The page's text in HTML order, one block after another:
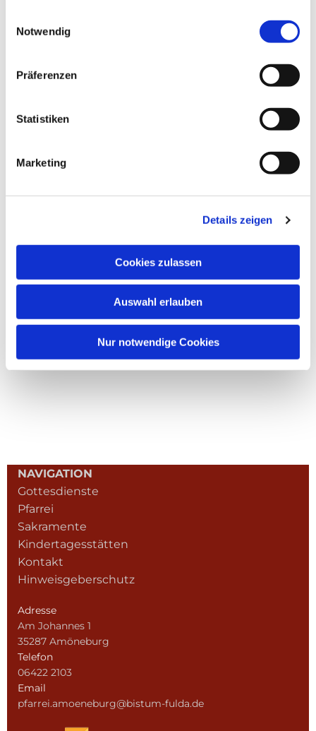
Notwendig
Präferenzen
Statistiken
Marketing
Details zeigen
Cookies zulassen
Auswahl erlauben
Nur notwendige Cookies
NAVIGATION
Gottesdienste
Pfarrei
Sakramente
Kindertagesstätten
Kontakt
Hinweisgeberschutz
Adresse
Am Johannes 1
35287 Amöneburg
Telefon
06422 2103
Email
pfarrei.amoeneburg@bistum-fulda.de